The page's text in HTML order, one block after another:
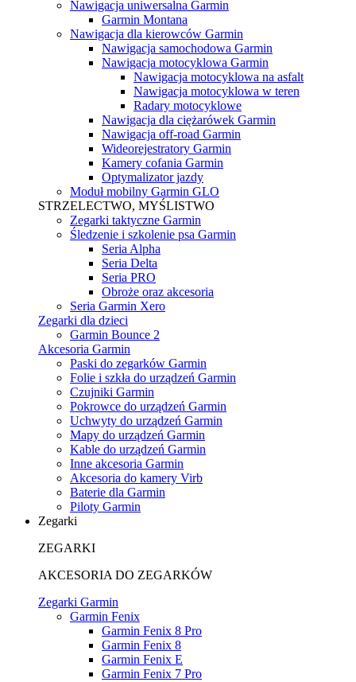
Nawigacja uniwersalna Garmin
Garmin Montana
Nawigacja dla kierowców Garmin
Nawigacja samochodowa Garmin
Nawigacja motocyklowa Garmin
Nawigacja motocyklowa na asfalt
Nawigacja motocyklowa w teren
Radary motocyklowe
Nawigacja dla ciężarówek Garmin
Nawigacja off-road Garmin
Wideorejestratory Garmin
Kamery cofania Garmin
Optymalizator jazdy
Moduł mobilny Garmin GLO
STRZELECTWO, MYŚLISTWO
Zegarki taktyczne Garmin
Śledzenie i szkolenie psa Garmin
Seria Alpha
Seria Delta
Seria PRO
Obroże oraz akcesoria
Seria Garmin Xero
Zegarki dla dzieci
Garmin Bounce 2
Akcesoria Garmin
Paski do zegarków Garmin
Folie i szkła do urządzeń Garmin
Czujniki Garmin
Pokrowce do urządzeń Garmin
Uchwyty do urządzeń Garmin
Mapy do urządzeń Garmin
Kable do urządzeń Garmin
Inne akcesoria Garmin
Akcesoria do kamery Virb
Baterie dla Garmin
Piloty Garmin
Zegarki
ZEGARKI
AKCESORIA DO ZEGARKÓW
Zegarki Garmin
Garmin Fenix
Garmin Fenix 8 Pro
Garmin Fenix 8
Garmin Fenix E
Garmin Fenix 7 Pro